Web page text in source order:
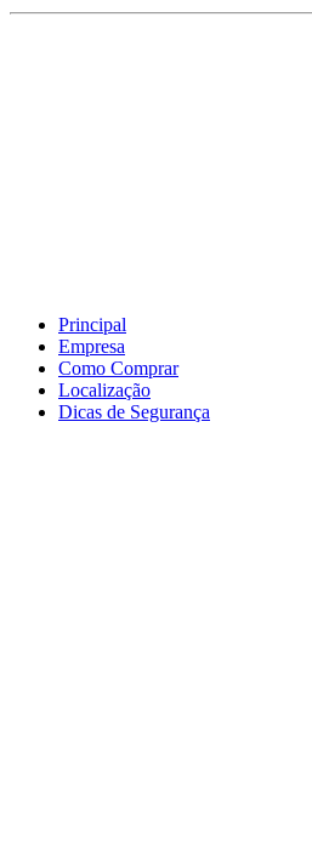
Principal
Empresa
Como Comprar
Localização
Dicas de Segurança